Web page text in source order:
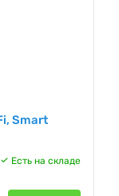
Smart
Есть на складе